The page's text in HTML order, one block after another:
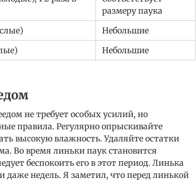
размеру паука
Небольшие
Небольшие
не требует особых усилий, но
правила. Регулярно опрыскивайте
высокую влажность. Удаляйте остатки
Во время линьки паук становится
беспокоить его в этот период. Линька
даже недель. Я заметил, что перед линькой